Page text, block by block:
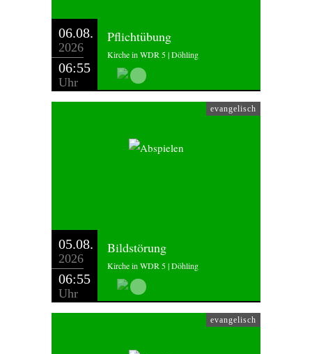
06.08.
2026
06:55
Uhr
Pflichtübung
Kirche in WDR 5 | Döhling
evangelisch
05.08.
2026
06:55
Uhr
Bildstörung
Kirche in WDR 5 | Döhling
evangelisch